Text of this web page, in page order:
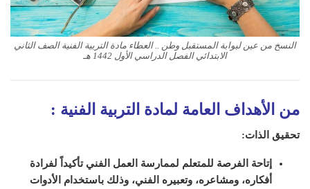
النسخ من عين لبوابة المستقبل وطن .. العطاء مادة التربية الفنية الصف الثاني
الابتدائي الفصل الدراسي الأول 1442 هـ
من الأهداف العامة لمادة التربية الفنية :
تحقيق الذات:
إتاحة الفرصة للمتعلم لممارسة العمل الفني تأكيداً لفرادة
أفكاره، ومشاعره، وتعبيره الفني، وذلك باستخدام الأدوات